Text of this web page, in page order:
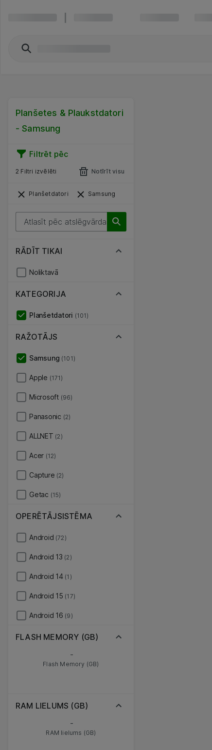
Planšetes & Plaukstdatori
- Samsung
Filtrēt pēc
2 Filtri izvēlēti Notīrīt visu
Planšetdatori Samsung
RĀDĪT TIKAI
Noliktavā
KATEGORIJA
Planšetdatori (101)
RAŽOTĀJS
Samsung (101)
Apple (171)
Microsoft (96)
Panasonic (2)
ALLNET (2)
Acer (12)
Capture (2)
Getac (15)
OPERĒTĀJSISTĒMA
Android (72)
Android 13 (2)
Android 14 (1)
Android 15 (17)
Android 16 (9)
FLASH MEMORY (GB)
-
Flash Memory (GB)
RAM LIELUMS (GB)
-
RAM lielums (GB)